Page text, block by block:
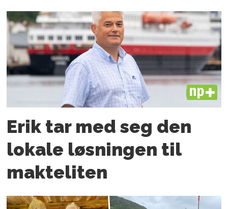
PLUS
Erik tar med seg den
lokale løsningen til
makteliten